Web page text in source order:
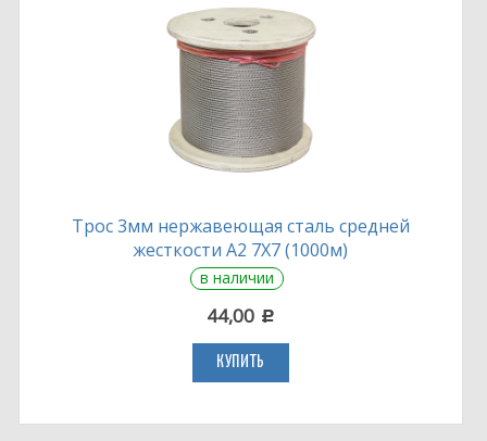
Трос 3мм нержавеющая сталь средней
жесткости А2 7Х7 (1000м)
в наличии
44,00 c
КУПИТЬ